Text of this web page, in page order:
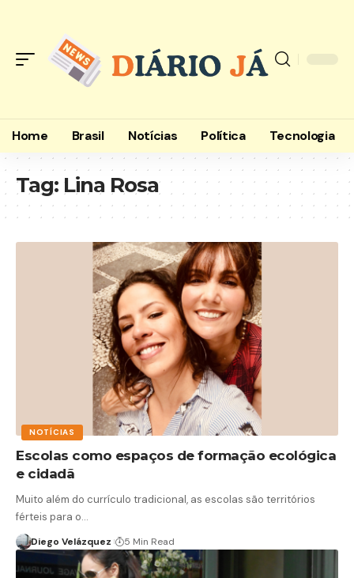
Home Brasil Notícias Política Tecnologia
Tag: Lina Rosa
NOTÍCIAS
Escolas como espaços de formação ecológica
e cidadã
Muito além do currículo tradicional, as escolas são territórios
férteis para o…
Diego Velázquez 5 Min Read